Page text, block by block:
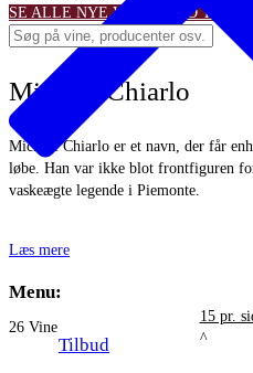
Menu:
Tilbud
SE ALLE NYE VINTILBUDTILBUD
Michele Chiarlo
Michele Chiarlo er et navn, der får
løbe. Han var ikke blot frontfiguren
vaskeægte legende i Piemonte.
Læs mere
26 Vine
15 pr.
^